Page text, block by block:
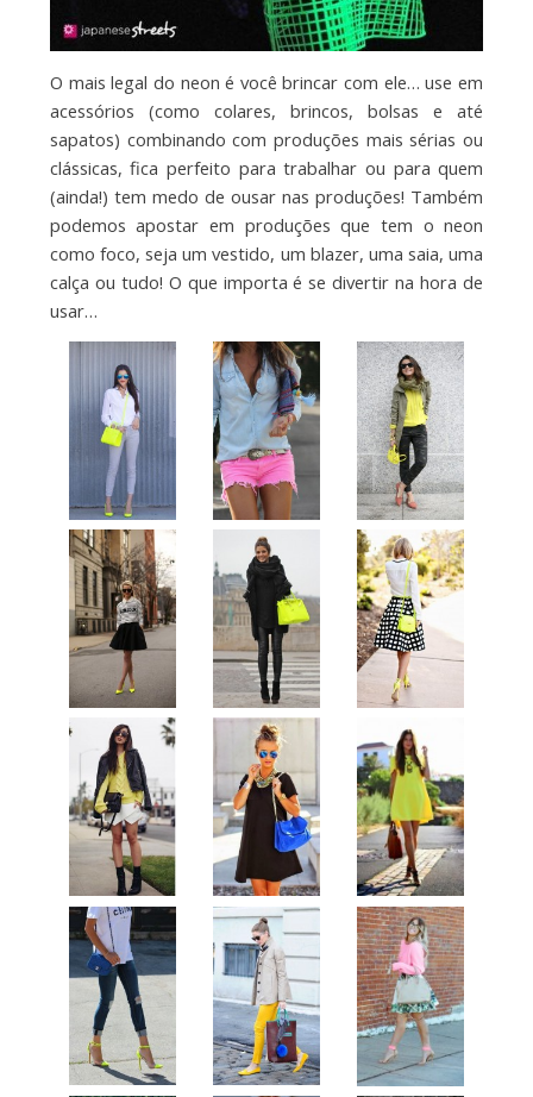
O mais legal do neon é você brincar com ele… use em
acessórios (como colares, brincos, bolsas e até
sapatos) combinando com produções mais sérias ou
clássicas, fica perfeito para trabalhar ou para quem
(ainda!) tem medo de ousar nas produções! Também
podemos apostar em produções que tem o neon
como foco, seja um vestido, um blazer, uma saia, uma
calça ou tudo! O que importa é se divertir na hora de
usar…